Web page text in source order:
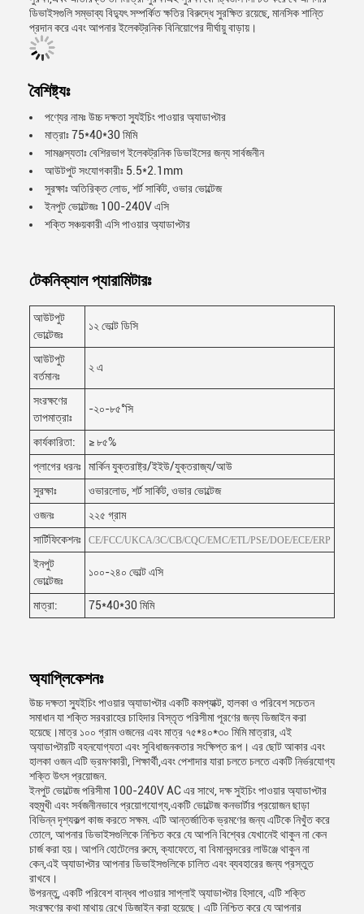
ডিভাইসগুলি সম্ভাব্য বিদ্যুৎ সম্পর্কিত ক্ষতির বিরুদ্ধে সুরক্ষিত রয়েছে, মানসিক শান্তি
প্রদান করে এবং আপনার ইলেকট্রনিক বিনিয়োগের দীর্ঘায়ু বাড়ায়।
বৈশিষ্ট্যঃ
পণ্যের নামঃ উচ্চ দক্ষতা স্যুইচিং পাওয়ার অ্যাডাপ্টার
মাত্রাঃ 75*40*30 মিমি
সামঞ্জস্যতাঃ বেশিরভাগ ইলেকট্রনিক ডিভাইসের জন্য সার্বজনীন
আউটপুট সংযোগকারীঃ 5.5*2.1mm
সুরক্ষাঃ অতিরিক্ত লোড, শর্ট সার্কিট, ওভার ভোল্টেজ
ইনপুট ভোল্টেজঃ 100-240V এসি
শক্তি সঞ্চয়কারী এসি পাওয়ার অ্যাডাপ্টার
টেকনিক্যাল প্যারামিটারঃ
আউটপুট
ভোল্টেজঃ
১২ ভোল্ট ডিসি
আউটপুট
বর্তমানঃ
২ এ
সংরক্ষণের
তাপমাত্রাঃ
-২০-৮৫°সি
কার্যকারিতা:
≥ ৮৫%
প্লাগের ধরনঃ মার্কিন যুক্তরাষ্ট্র/ইইউ/যুক্তরাজ্য/আউ
সুরক্ষাঃ
ওভারলোড, শর্ট সার্কিট, ওভার ভোল্টেজ
ওজনঃ
২২৫ গ্রাম
সার্টিফিকেশনঃ
CE/FCC/UKCA/3C/CB/CQC/EMC/ETL/PSE/DOE/ECE/ERP
ইনপুট
ভোল্টেজঃ
১০০-২৪০ ভোল্ট এসি
মাত্রা: 75*40*30 মিমি
অ্যাপ্লিকেশনঃ
উচ্চ দক্ষতা স্যুইচিং পাওয়ার অ্যাডাপ্টার একটি কমপ্যাক্ট, হালকা ও পরিবেশ সচেতন
সমাধান যা শক্তি সরবরাহের চাহিদার বিস্তৃত পরিসীমা পূরণের জন্য ডিজাইন করা
হয়েছে।মাত্র ১০০ গ্রাম ওজনের এবং মাত্র ৭৫*৪০*৩০ মিমি মাত্রার, এই
অ্যাডাপ্টারটি বহনযোগ্যতা এবং সুবিধাজনকতার সংক্ষিপ্ত রূপ। এর ছোট আকার এবং
হালকা ওজন এটি ভ্রমণকারী, শিক্ষার্থী,এবং পেশাদার যারা চলতে চলতে একটি নির্ভরযোগ্য
শক্তি উৎস প্রয়োজন.
ইনপুট ভোল্টেজ পরিসীমা 100-240V AC এর সাথে, দক্ষ সুইচিং পাওয়ার অ্যাডাপ্টার
বহুমুখী এবং সর্বজনীনভাবে প্রয়োগযোগ্য,একটি ভোল্টেজ কনভার্টার প্রয়োজন ছাড়া
বিভিন্ন দৃশ্যকল্প কাজ করতে সক্ষম. এটি আন্তর্জাতিক ভ্রমণের জন্য এটিকে নিখুঁত করে
তোলে, আপনার ডিভাইসগুলিকে নিশ্চিত করে যে আপনি বিশ্বের যেখানেই থাকুন না কেন
চার্জ করা হয়। আপনি হোটেলের রুমে, ক্যাফেতে, বা বিমানবন্দরের লাউঞ্জে থাকুন না
কেন,এই অ্যাডাপ্টার আপনার ডিভাইসগুলিকে চালিত এবং ব্যবহারের জন্য প্রস্তুত
রাখবে।
উপরন্তু, একটি পরিবেশ বান্ধব পাওয়ার সাপ্লাই অ্যাডাপ্টার হিসাবে, এটি শক্তি
সংরক্ষণের কথা মাথায় রেখে ডিজাইন করা হয়েছে। এটি নিশ্চিত করে যে আপনার